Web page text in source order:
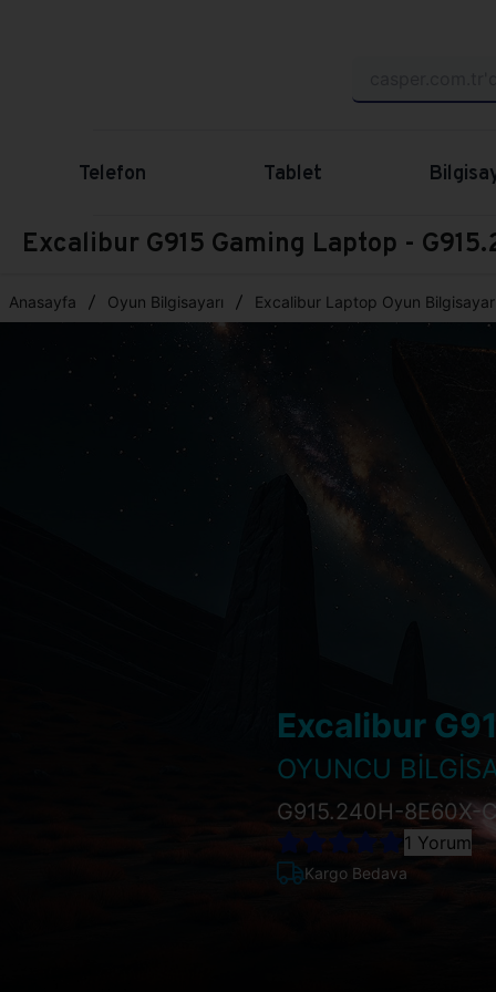
Telefon Tablet
Excalibur G915 Gaming Laptop -
Anasayfa Oyun Bilgisayarı Excalibur Laptop Oyun
Excalibur
OYUNCU
G915.240H-8E60X-
1 Yorum
Kargo Bedava